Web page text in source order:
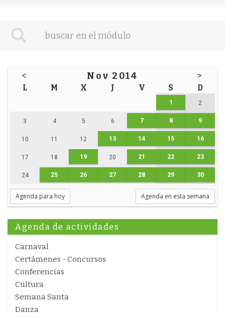
< Nov 2014 >
L M X J V S D
1 2
3 4 5 6 7 8 9
10 11 12 13 14 15 16
17 18 19 20 21 22 23
24 25 26 27 28 29 30
Agenda para hoy Agenda en esta semana
Agenda de actividades
Carnaval
Certámenes - Concursos
Conferencias
Cultura
Semana Santa
Danza